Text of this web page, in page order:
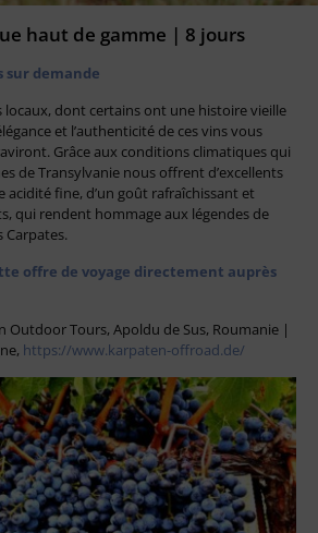
haut de gamme | 8 jours
sur demande
locaux, dont certains ont une histoire vieille
et l’authenticité de ces vins vous
Grâce aux conditions climatiques qui
de Transylvanie nous offrent d’excellents
acidité fine, d’un goût rafraîchissant et
qui rendent hommage aux légendes de
Carpates.
offre de voyage directement auprès
Outdoor Tours, Apoldu de Sus, Roumanie |
https://www.karpaten-offroad.de/